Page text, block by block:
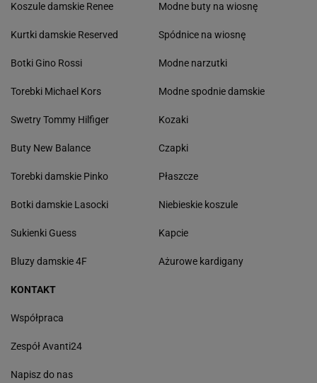
Koszule damskie Renee
Kurtki damskie Reserved
Botki Gino Rossi
Torebki Michael Kors
Swetry Tommy Hilfiger
Buty New Balance
Torebki damskie Pinko
Botki damskie Lasocki
Sukienki Guess
Bluzy damskie 4F
Modne buty na wiosnę
Spódnice na wiosnę
Modne narzutki
Modne spodnie damskie
Kozaki
Czapki
Płaszcze
Niebieskie koszule
Kapcie
Ażurowe kardigany
KONTAKT
Współpraca
Zespół Avanti24
Napisz do nas